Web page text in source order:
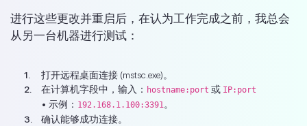
进行这些更改并重启后，在认为工作完成之前，我总会
从另一台机器进行测试：
打开远程桌面连接 (mstsc.exe)。
在计算机字段中，输入： hostname:port 或 IP:port
• 示例： 192.168.1.100:3391。
确认能够成功连接。